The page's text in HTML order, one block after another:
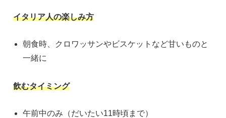
イタリア人の楽しみ方
朝食時、クロワッサンやビスケットなど甘いものと
一緒に
飲むタイミング
午前中のみ（だいたい11時頃まで）